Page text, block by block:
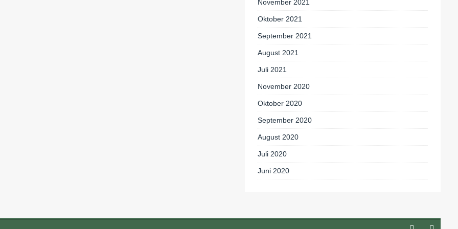
November 2021
Oktober 2021
September 2021
August 2021
Juli 2021
November 2020
Oktober 2020
September 2020
August 2020
Juli 2020
Juni 2020